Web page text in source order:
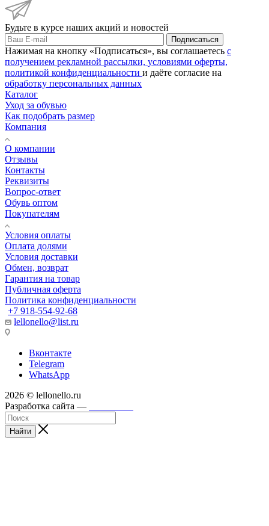
Будьте в курсе наших акций и новостей
Подписаться
Нажимая на кнопку «Подписаться», вы соглашаетесь с
получением рекламной рассылки, условиями оферты,
политикой конфиденциальности и даёте согласие на
обработку персональных данных
Каталог
Уход за обувью
Как подобрать размер
Компания
О компании
Отзывы
Контакты
Реквизиты
Вопрос-ответ
Обувь оптом
Покупателям
Условия оплаты
Оплата долями
Условия доставки
Обмен, возврат
Гарантия на товар
Публичная оферта
Политика конфиденциальности
+7 918-554-92-68
lellonello@list.ru
Вконтакте
Telegram
WhatsApp
2026 © lellonello.ru
Разработка сайта —
Найти